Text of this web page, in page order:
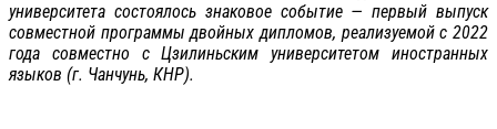
университета состоялось знаковое событие — первый выпуск
совместной программы двойных дипломов, реализуемой с 2022
года совместно с Цзилиньским университетом иностранных
языков (г. Чанчунь, КНР).